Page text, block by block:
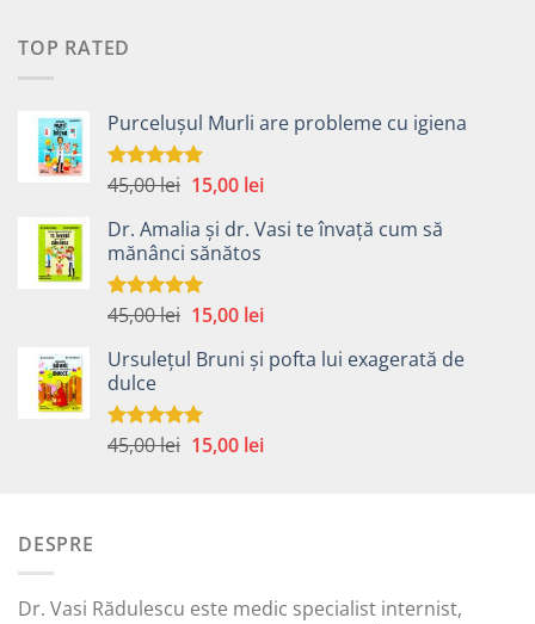
TOP RATED
Purcelușul Murli are probleme cu igiena
Evaluat la
45,00lei Prețul
a
fost:
45,00 lei.
15,00 leiPrețul
este:
Dr. Amalia și dr. Vasi te învață cum să
mănânci sănătos
Evaluat la
45,00lei Prețul
a
45,00 lei.
15,00 leiPrețul
este:
Ursulețul Bruni și pofta lui exagerată de
dulce
Evaluat la
45,00lei Prețul
15,00 leiPrețul
DESPRE
Dr. Vasi Rădulescu este medic specialist internist,